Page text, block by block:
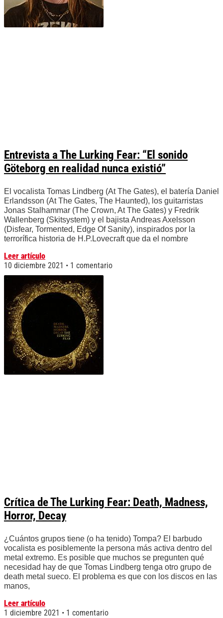
Entrevista a The Lurking Fear: “El sonido
Göteborg en realidad nunca existió”
El vocalista Tomas Lindberg (At The Gates), el batería Daniel
Erlandsson (At The Gates, The Haunted), los guitarristas
Jonas Stalhammar (The Crown, At The Gates) y Fredrik
Wallenberg (Skitsystem) y el bajista Andreas Axelsson
(Disfear, Tormented, Edge Of Sanity), inspirados por la
terrorífica historia de H.P.Lovecraft que da el nombre
Leer artículo
10 diciembre 2021
1 comentario
Crítica de The Lurking Fear: Death, Madness,
Horror, Decay
¿Cuántos grupos tiene (o ha tenido) Tompa? El barbudo
vocalista es posiblemente la persona más activa dentro del
metal extremo. Es posible que muchos se pregunten qué
necesidad hay de que Tomas Lindberg tenga otro grupo de
death metal sueco. El problema es que con los discos en las
manos,
Leer artículo
1 diciembre 2021
1 comentario